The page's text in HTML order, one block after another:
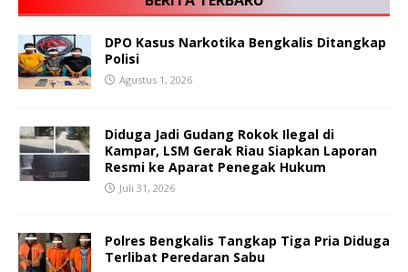
DPO Kasus Narkotika Bengkalis Ditangkap
Polisi
Agustus 1, 2026
Diduga Jadi Gudang Rokok Ilegal di
Kampar, LSM Gerak Riau Siapkan Laporan
Resmi ke Aparat Penegak Hukum
Juli 31, 2026
Polres Bengkalis Tangkap Tiga Pria Diduga
Terlibat Peredaran Sabu